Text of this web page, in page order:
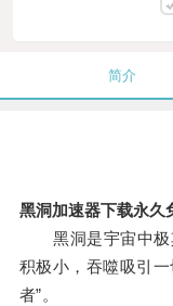
简介
黑洞加速器下载永久
黑洞是宇宙中极
积极小，吞噬吸引
者”。